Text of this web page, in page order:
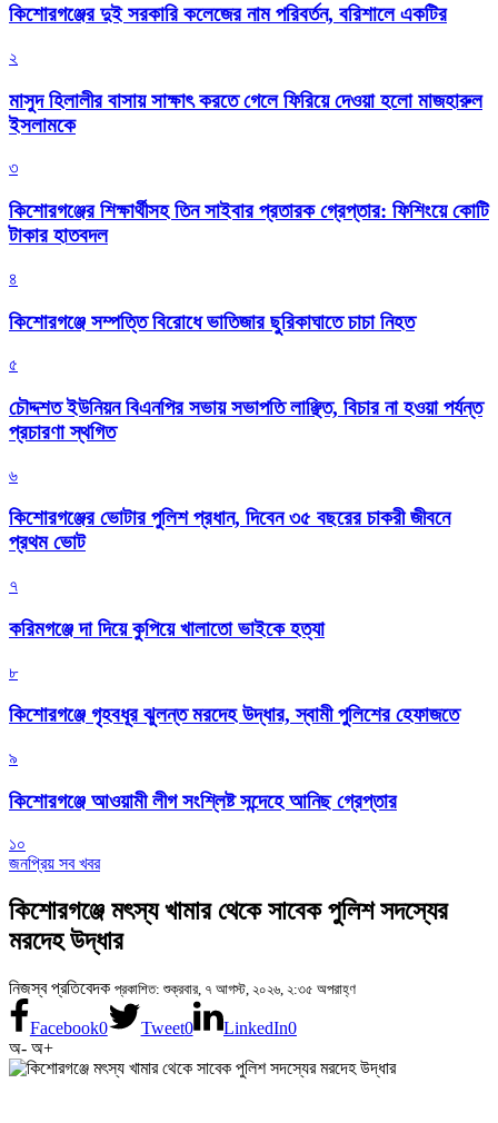
কিশোরগঞ্জের দুই সরকারি কলেজের নাম পরিবর্তন, বরিশালে একটির
২
মাসুদ হিলালীর বাসায় সাক্ষাৎ করতে গেলে ফিরিয়ে দেওয়া হলো মাজহারুল
ইসলামকে
৩
কিশোরগঞ্জের শিক্ষার্থীসহ তিন সাইবার প্রতারক গ্রেপ্তার: ফিশিংয়ে কোটি
টাকার হাতবদল
৪
কিশোরগঞ্জে সম্পত্তি বিরোধে ভাতিজার ছুরিকাঘাতে চাচা নিহত
৫
চৌদ্দশত ইউনিয়ন বিএনপির সভায় সভাপতি লাঞ্ছিত, বিচার না হওয়া পর্যন্ত
প্রচারণা স্থগিত
৬
কিশোরগঞ্জের ভোটার পুলিশ প্রধান, দিবেন ৩৫ বছরের চাকরী জীবনে
প্রথম ভোট
৭
করিমগঞ্জে দা দিয়ে কুপিয়ে খালাতো ভাইকে হত্যা
৮
কিশোরগঞ্জে গৃহবধূর ঝুলন্ত মরদেহ উদ্ধার, স্বামী পুলিশের হেফাজতে
৯
কিশোরগঞ্জে আওয়ামী লীগ সংশ্লিষ্ট সন্দেহে আনিছ গ্রেপ্তার
১০
জনপ্রিয় সব খবর
কিশোরগঞ্জে মৎস্য খামার থেকে সাবেক পুলিশ সদস্যের
মরদেহ উদ্ধার
নিজস্ব প্রতিবেদক প্রকাশিত: শুক্রবার, ৭ আগস্ট, ২০২৬, ২:৩৫ অপরাহ্ণ
Facebook0 Tweet0 LinkedIn0
অ- অ+